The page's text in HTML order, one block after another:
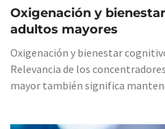
Oxigenación y
adultos mayores
Oxigenación y bienestar
Relevancia de los
mayor también significa